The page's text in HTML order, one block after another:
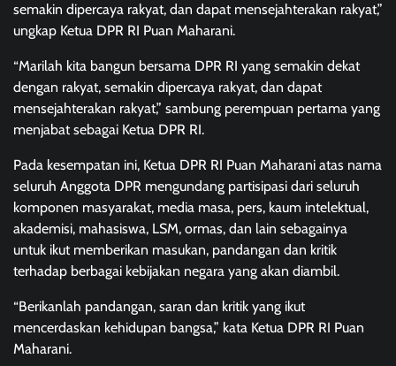
semakin dipercaya rakyat, dan dapat mensejahterakan rakyat,”
ungkap Ketua DPR RI Puan Maharani.
“Marilah kita bangun bersama DPR RI yang semakin dekat
dengan rakyat, semakin dipercaya rakyat, dan dapat
mensejahterakan rakyat,” sambung perempuan pertama yang
menjabat sebagai Ketua DPR RI.
Pada kesempatan ini, Ketua DPR RI Puan Maharani atas nama
seluruh Anggota DPR mengundang partisipasi dari seluruh
komponen masyarakat, media masa, pers, kaum intelektual,
akademisi, mahasiswa, LSM, ormas, dan lain sebagainya
untuk ikut memberikan masukan, pandangan dan kritik
terhadap berbagai kebijakan negara yang akan diambil.
“Berikanlah pandangan, saran dan kritik yang ikut
mencerdaskan kehidupan bangsa,” kata Ketua DPR RI Puan
Maharani.